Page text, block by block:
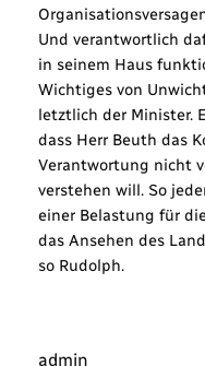
Und verantwortlich
in seinem Haus
Wichtiges von
letztlich der Minister.
dass Herr Beuth das
Verantwortung nicht
verstehen will. So
einer Belastung für
das Ansehen des
so Rudolph.
admin